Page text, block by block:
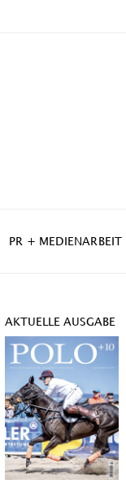
PR + MEDIENARBEIT
AKTUELLE AUSGABE